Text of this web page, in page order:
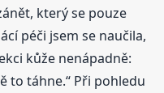
který se pouze
péči jsem se naučila,
kůže nenápadně:
to táhne.“ Při pohledu